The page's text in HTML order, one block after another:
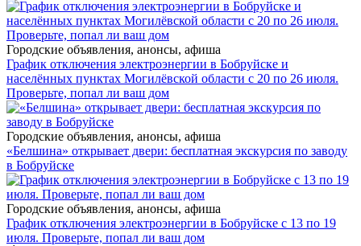
Городские объявления, анонсы, афиша
График отключения электроэнергии в Бобруйске и
населённых пунктах Могилёвской области с 20 по 26 июля.
Проверьте, попал ли ваш дом
Городские объявления, анонсы, афиша
«Белшина» открывает двери: бесплатная экскурсия по заводу
в Бобруйске
Городские объявления, анонсы, афиша
График отключения электроэнергии в Бобруйске с 13 по 19
июля. Проверьте, попал ли ваш дом